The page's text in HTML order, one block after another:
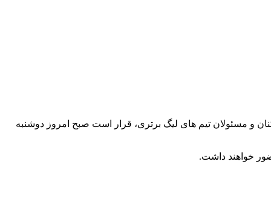
و مسئولان تیم های لیگ برتری، قرار است صبح امروز دوشنبه